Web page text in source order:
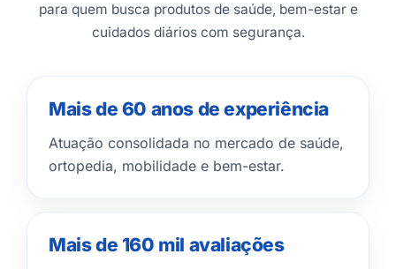
para quem busca produtos de saúde, bem-estar e
cuidados diários com segurança.
Mais de 60 anos de experiência
Atuação consolidada no mercado de saúde,
ortopedia, mobilidade e bem-estar.
Mais de 160 mil avaliações